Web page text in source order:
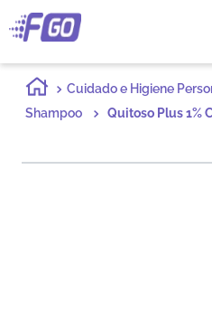
Cuidado e Higiene
Shampoo
Quitoso Plus 1%